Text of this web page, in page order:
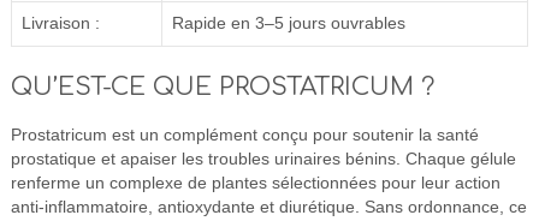
Livraison : Rapide en 3–5 jours ouvrables
QU’EST-CE QUE PROSTATRICUM ?
Prostatricum est un complément conçu pour soutenir la santé
prostatique et apaiser les troubles urinaires bénins. Chaque gélule
renferme un complexe de plantes sélectionnées pour leur action
anti-inflammatoire, antioxydante et diurétique. Sans ordonnance, ce